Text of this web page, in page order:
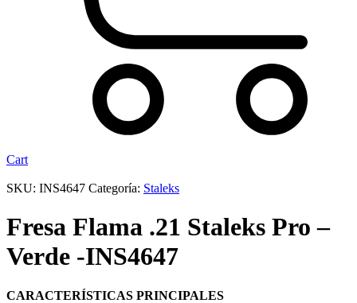
Cart
SKU: INS4647 Categoría: Staleks
Fresa Flama .21 Staleks Pro –
Verde -INS4647
CARACTERÍSTICAS PRINCIPALES